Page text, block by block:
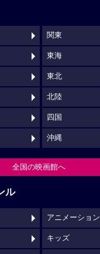
関東
東海
東北
北陸
四国
沖縄
全国の映画館へ
ル
アニメーション
キッズ